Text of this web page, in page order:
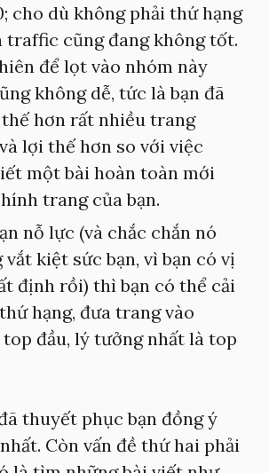
cho dù không phải thứ hạng
traffic cũng đang không tốt.
để lọt vào nhóm này
không dễ, tức là bạn đã
hơn rất nhiều trang
lợi thế hơn so với việc
một bài hoàn toàn mới
trang của bạn.
nỗ lực (và chắc chắn nó
vắt kiệt sức bạn, vì bạn có vị
định rồi) thì bạn có thể cải
hạng, đưa trang vào
đầu, lý tưởng nhất là top
thuyết phục bạn đồng ý
Còn vấn đề thứ hai phải